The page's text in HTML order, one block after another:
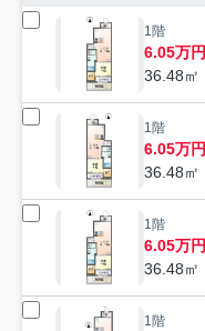
1階
6.05万円
36.48㎡
1階
6.05万円
36.48㎡
1階
6.05万円
36.48㎡
1階